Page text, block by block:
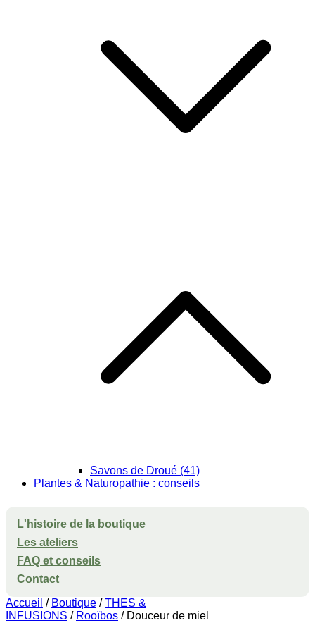
Savons de Droué (41)
Plantes & Naturopathie : conseils
L'histoire de la boutique
Les ateliers
FAQ et conseils
Contact
Accueil / Boutique /THES &
INFUSIONS / Rooïbos / Douceur de miel